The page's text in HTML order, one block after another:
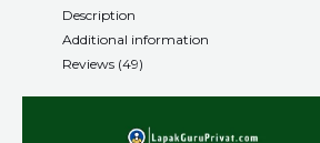
Description
Additional information
Reviews (49)